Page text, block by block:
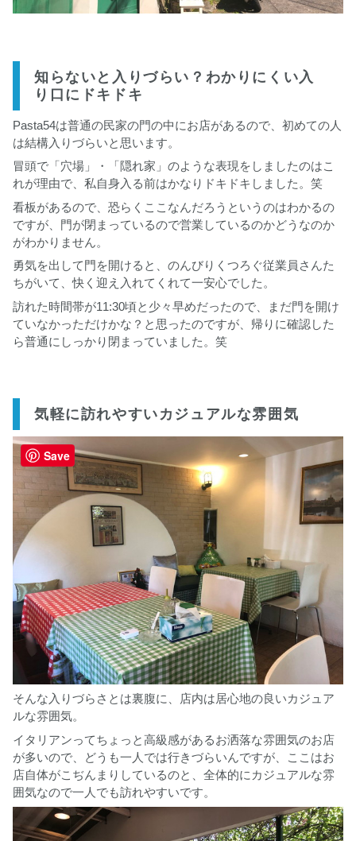
知らないと入りづらい？わかりにくい入
り口にドキドキ
Pasta54は普通の民家の門の中にお店があるので、初めての人
は結構入りづらいと思います。
冒頭で「穴場」・「隠れ家」のような表現をしましたのはこ
れが理由で、私自身入る前はかなりドキドキしました。笑
看板があるので、恐らくここなんだろうというのはわかるの
ですが、門が閉まっているので営業しているのかどうなのか
がわかりません。
勇気を出して門を開けると、のんびりくつろぐ従業員さんた
ちがいて、快く迎え入れてくれて一安心でした。
訪れた時間帯が11:30頃と少々早めだったので、まだ門を開け
ていなかっただけかな？と思ったのですが、帰りに確認した
ら普通にしっかり閉まっていました。笑
気軽に訪れやすいカジュアルな雰囲気
そんな入りづらさとは裏腹に、店内は居心地の良いカジュア
ルな雰囲気。
イタリアンってちょっと高級感があるお洒落な雰囲気のお店
が多いので、どうも一人では行きづらいんですが、ここはお
店自体がこぢんまりしているのと、全体的にカジュアルな雰
囲気なので一人でも訪れやすいです。
Save